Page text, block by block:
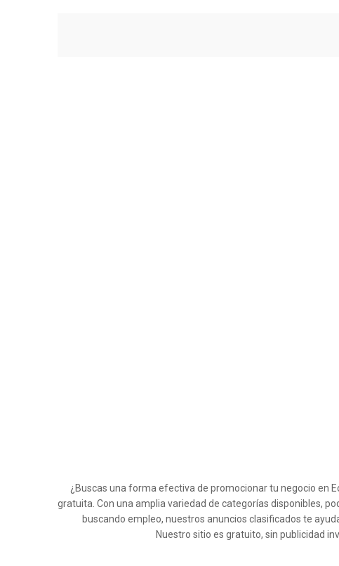
¿Buscas una forma efectiva de promocionar tu negocio en
gratuita. Con una amplia variedad de categorías disponibles,
buscando empleo, nuestros anuncios clasificados te
Nuestro sitio es gratuito, sin publicidad